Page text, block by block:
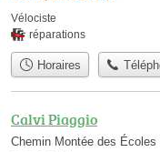
Vélociste
réparations
Horaires
Calvi Piaggio
Chemin Montée des